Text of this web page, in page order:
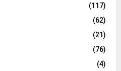
(117)
(62)
(21)
(76)
(4)